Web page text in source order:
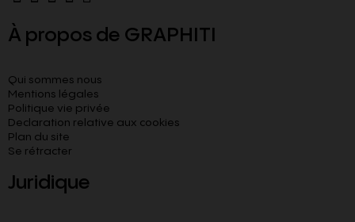
À propos de GRAPHITI
Qui sommes nous
Mentions légales
Politique vie privée
Declaration relative aux cookies​
Plan du site
Se rétracter
Juridique